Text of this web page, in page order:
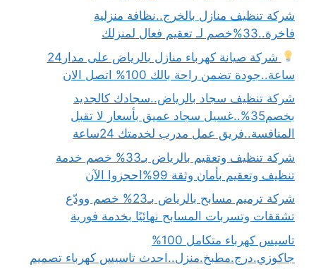
شركة تنظيف منازل بالخرج..نظافة منزلية
فاخرة..33%خصم لـ تعقيم فعال لمنزلك
شركة صيانة كهرباء منازل بالرياض على مدار24
ساعة..جودة تضمن راحة بالك 100% اتصل الان
شركة تنظيف سجاد بالرياض..سجادك كالجديد
بخصم35%..غسيل سجاد عميق بأسعار لا تقبل
المنافسة..فريق عمل مدرب لخدمتك 24ساعة
شركة تنظيف وتعقيم بالرياض بـ33% خصم خدمة
تنظيف وتعقيم بأمان وثقة 99%احجزوا الآن
شركة ترميم مسابح بالرياض بـ23% خصم وودّع
تشققات وتسربات المسابح نهائيًا بخدمة فورية
تاسيس كهرباء متكامل 100%
جاكوزي.درج.مطبخ.منزل..احدث تاسيس كهرباء تصميم